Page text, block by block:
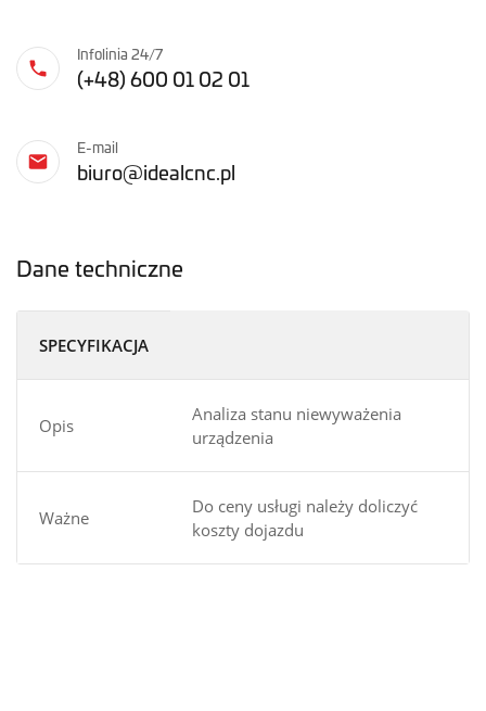
Infolinia 24/7
(+48) 600 01 02 01
E-mail
biuro@idealcnc.pl
Dane techniczne
SPECYFIKACJA
Opis
Analiza stanu niewyważenia
urządzenia
Ważne
Do ceny usługi należy doliczyć
koszty dojazdu